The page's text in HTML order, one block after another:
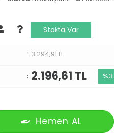
Stokta Var
3.294,91 TL
2.196,61 TL
Hemen AL